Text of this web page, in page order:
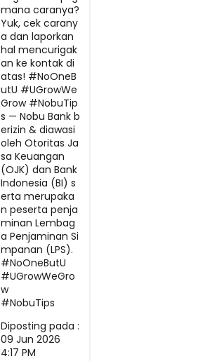
mana caranya?
Yuk, cek carany
a dan laporkan
hal mencurigak
an ke kontak di
atas! #NoOneB
utU #UGrowWe
Grow #NobuTip
s — Nobu Bank b
erizin & diawasi
oleh Otoritas Ja
sa Keuangan
(OJK) dan Bank
Indonesia (BI) s
erta merupaka
n peserta penja
minan Lembag
a Penjaminan Si
mpanan (LPS).
#NoOneButU
#UGrowWeGro
w
#NobuTips
Diposting pada :
09 Jun 2026
4:17 PM